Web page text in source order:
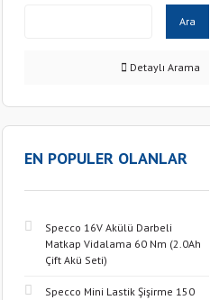
Ara
Detaylı Arama
EN POPULER OLANLAR
Specco 16V Akülü Darbeli
Matkap Vidalama 60 Nm (2.0Ah
Çift Akü Seti)
Specco Mini Lastik Şişirme 150